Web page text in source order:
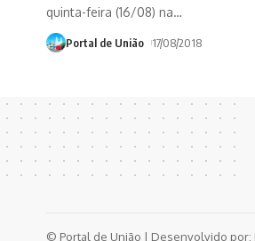
quinta-feira (16/08) na…
Portal de União 17/08/2018
© Portal de União | Desenvolvido por: